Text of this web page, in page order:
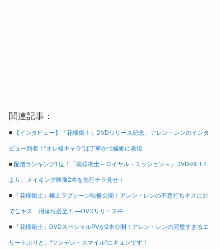
関連記事：
■ 【インタビュー】「花様衛士」DVDリリース記念、アレン・レンのインタ
ビュー到着！“オレ様キャラ”は丁寧かつ繊細に表現
■ 配信ランキング1位！「花様衛士～ロイヤル・ミッション～」DVD-SET４
より、メイキング映像2本を先行チラ見せ！
■ 「花様衛士」極上ラブシーン映像公開！アレン・レンの不意打ちキスにお
でこキス…沼落ち必至！ ―DVDリリース中
■ 「花様衛士」DVDスペシャルPVが2本公開！アレン・レンの完璧すぎるエ
リートぶりと、“ツンデレ・スマイル”にキュンです！